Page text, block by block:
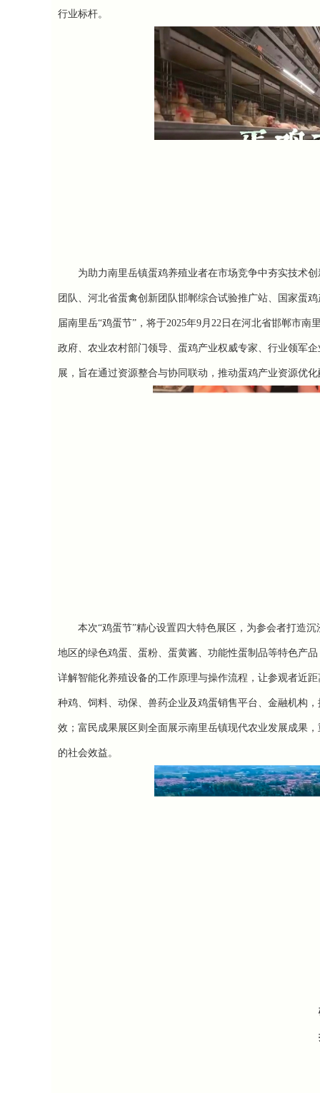
行业标杆。
为助力南里岳镇蛋鸡养殖业者在市场竞争中夯实技术
团队、河北省蛋禽创新团队邯郸综合试验推广站、国家蛋
届南里岳“鸡蛋节” ，将于2025年9月22日在河北省邯郸市南
政府、农业农村部门领导、蛋鸡产业权威专家、行业领军
展 ，旨在通过资源整合与协同联动，推动蛋鸡产业资源优
本次“鸡蛋节”精心设置四大特色展区，为参会者打造
地区的绿色鸡蛋、蛋粉、蛋黄酱、功能性蛋制品等特色产
详解智能化养殖设备的工作原理与操作流程，让参观者近
种鸡、饲料、动保、兽药企业及鸡蛋销售平台、金融机构，
效； 富民成果展区 则全面展示南里岳镇现代农业发展成果
的社会效益。